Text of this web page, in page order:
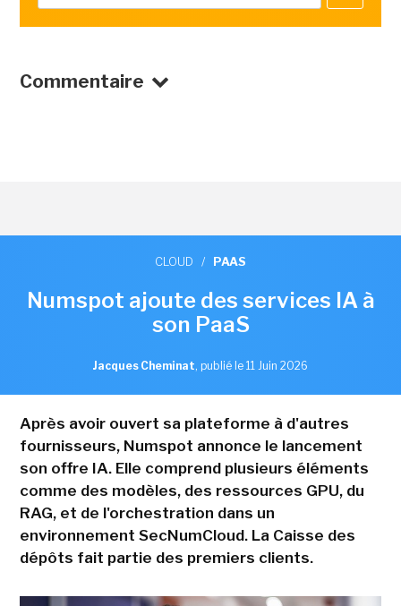
Commentaire
CLOUD / PAAS
Numspot ajoute des services IA à
son PaaS
Jacques Cheminat, publié le 11 Juin 2026
Après avoir ouvert sa plateforme à d'autres
fournisseurs, Numspot annonce le lancement
son offre IA. Elle comprend plusieurs éléments
comme des modèles, des ressources GPU, du
RAG, et de l'orchestration dans un
environnement SecNumCloud. La Caisse des
dépôts fait partie des premiers clients.